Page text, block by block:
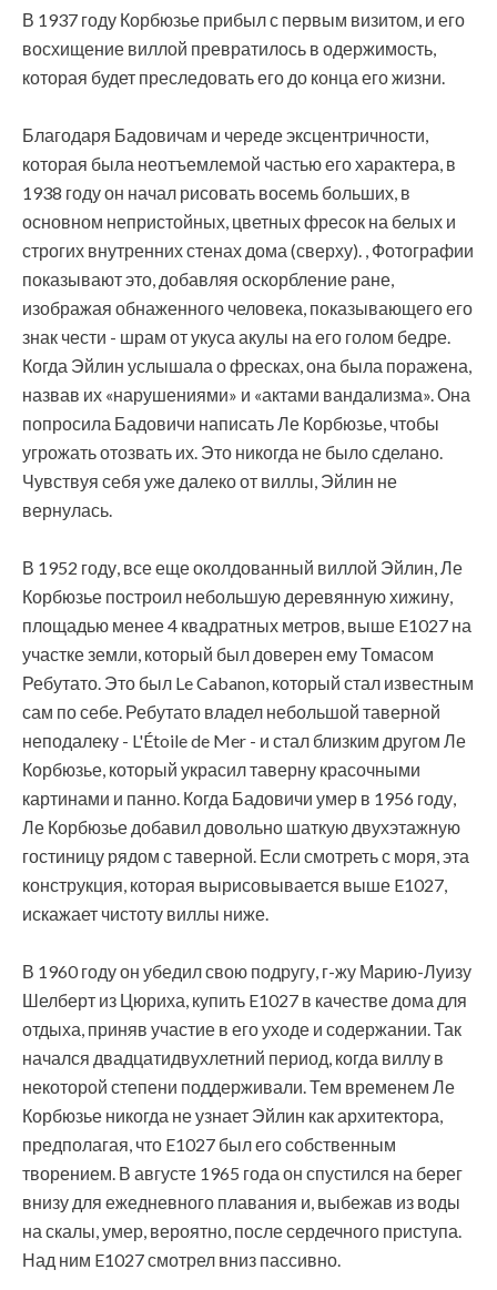
В 1937 году Корбюзье прибыл с первым визитом, и его
восхищение виллой превратилось в одержимость,
которая будет преследовать его до конца его жизни.
Благодаря Бадовичам и череде эксцентричности,
которая была неотъемлемой частью его характера, в
1938 году он начал рисовать восемь больших, в
основном непристойных, цветных фресок на белых и
строгих внутренних стенах дома (сверху). , Фотографии
показывают это, добавляя оскорбление ране,
изображая обнаженного человека, показывающего его
знак чести - шрам от укуса акулы на его голом бедре.
Когда Эйлин услышала о фресках, она была поражена,
назвав их «нарушениями» и «актами вандализма». Она
попросила Бадовичи написать Ле Корбюзье, чтобы
угрожать отозвать их. Это никогда не было сделано.
Чувствуя себя уже далеко от виллы, Эйлин не
вернулась.
В 1952 году, все еще околдованный виллой Эйлин, Ле
Корбюзье построил небольшую деревянную хижину,
площадью менее 4 квадратных метров, выше E1027 на
участке земли, который был доверен ему Томасом
Ребутато. Это был Le Cabanon, который стал известным
сам по себе. Ребутато владел небольшой таверной
неподалеку - L'Étoile de Mer - и стал близким другом Ле
Корбюзье, который украсил таверну красочными
картинами и панно. Когда Бадовичи умер в 1956 году,
Ле Корбюзье добавил довольно шаткую двухэтажную
гостиницу рядом с таверной. Если смотреть с моря, эта
конструкция, которая вырисовывается выше E1027,
искажает чистоту виллы ниже.
В 1960 году он убедил свою подругу, г-жу Марию-Луизу
Шелберт из Цюриха, купить E1027 в качестве дома для
отдыха, приняв участие в его уходе и содержании. Так
начался двадцатидвухлетний период, когда виллу в
некоторой степени поддерживали. Тем временем Ле
Корбюзье никогда не узнает Эйлин как архитектора,
предполагая, что E1027 был его собственным
творением. В августе 1965 года он спустился на берег
внизу для ежедневного плавания и, выбежав из воды
на скалы, умер, вероятно, после сердечного приступа.
Над ним E1027 смотрел вниз пассивно.